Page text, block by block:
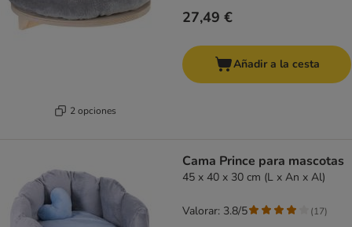
2 opciones
27,49 €
Añadir a la cesta
Cama Prince para mascotas
45 x 40 x 30 cm (L x An x Al)
Valorar: 3.8/5 (17)